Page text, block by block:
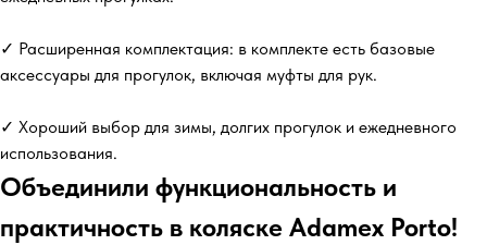
✓ Расширенная комплектация: в комплекте есть базовые
аксессуары для прогулок, включая муфты для рук.
✓ Хороший выбор для зимы, долгих прогулок и ежедневного
использования.
Объединили функциональность и
практичность в коляске Adamex Porto!